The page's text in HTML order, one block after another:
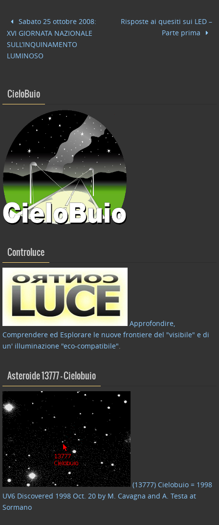
b
o
o
k
dI
n
Sabato 25 ottobre 2008:
XVI GIORNATA NAZIONALE
SULL’INQUINAMENTO
LUMINOSO
Risposte ai quesiti sui LED –
Parte prima
CieloBuio
Controluce
Approfondire,
Comprendere ed Esplorare le nuove frontiere del "visibile" e di
un' illuminazione "eco-compatibile".
Asteroide 13777 – Cielobuio
(13777) Cielobuio = 1998
UV6 Discovered 1998 Oct. 20 by M. Cavagna and A. Testa at
Sormano